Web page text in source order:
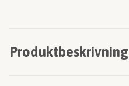
Produktbeskrivning